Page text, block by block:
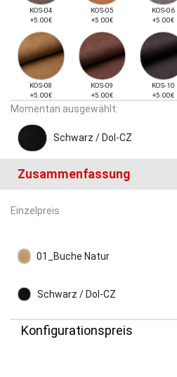
KOS-04
+5.00€
KOS-05
+5.00€
KOS-06
+5.00€
KOS-08
+5.00€
KOS-09
+5.00€
KOS-10
+5.00€
Momentan ausgewählt:
Schwarz / Dol-CZ
Zusammenfassung
Einzelpreis
01_Buche Natur
Schwarz / Dol-CZ
Konfigurationspreis